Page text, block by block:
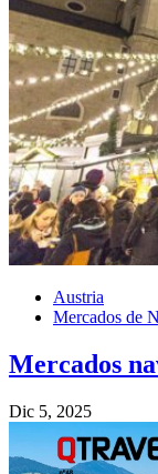
Austria
Mercados de
Mercados
Dic 5, 2025